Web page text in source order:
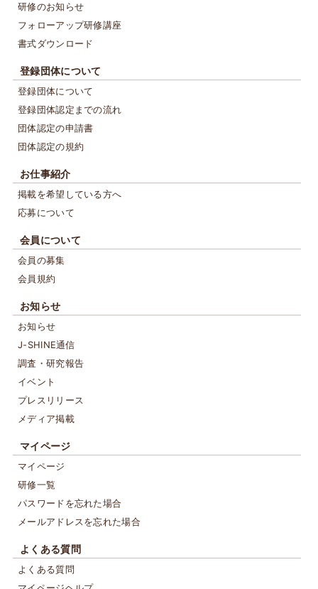
研修のお知らせ
フォローアップ研修講座
書式ダウンロード
登録団体について
登録団体について
登録団体認定までの流れ
団体認定の申請書
団体認定の規約
お仕事紹介
掲載を希望している方へ
応募について
会員について
会員の募集
会員規約
お知らせ
お知らせ
J-SHINE通信
調査・研究報告
イベント
プレスリリース
メディア掲載
マイページ
マイページ
研修一覧
パスワードを忘れた場合
メールアドレスを忘れた場合
よくある質問
よくある質問